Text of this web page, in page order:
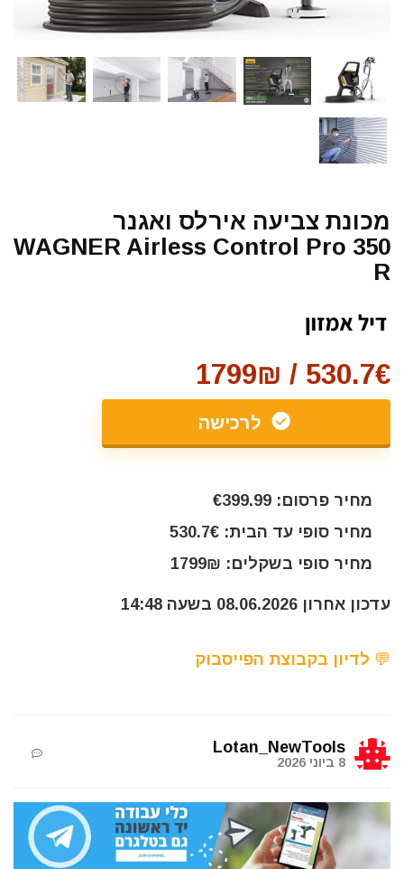
מכונת צביעה אירלס ואגנר
WAGNER Airless Control Pro 350
R
530.7€ / 1799₪
לרכישה
מחיר פרסום: €399.99
מחיר סופי עד הבית: 530.7€
מחיר סופי בשקלים: 1799₪
עדכון אחרון 08.06.2026 בשעה 14:48
💬 לדיון בקבוצת הפייסבוק
Lotan_NewTools
8 ביוני 2026